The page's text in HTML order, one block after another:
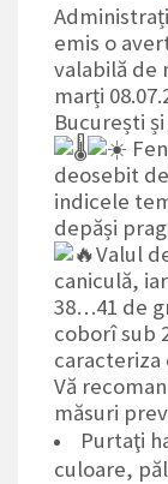
emis o
valabilă de
marți
București
deosebit
indicele
depăși
Valul
caniculă,
38…41 de
coborî sub
caracteriza
Vă
măsuri
Purtaţi
culoare,